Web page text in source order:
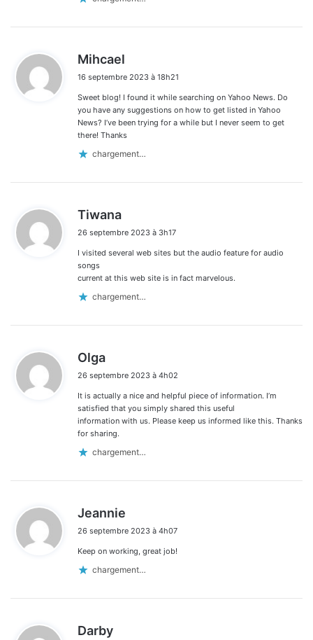
Mihcael
t
16 septembre 2023 à 18h21
Sweet blog! I found it while searching on Yahoo News. Do
you have any suggestions on how to get listed in Yahoo
News? I’ve been trying for a while but I never seem to get
there! Thanks
chargement…
Tiwana
t
26 septembre 2023 à 3h17
I visited several web sites but the audio feature for audio
songs
current at this web site is in fact marvelous.
chargement…
Olga
t
:
26 septembre 2023 à 4h02
It is actually a nice and helpful piece of information. I’m
satisfied that you simply shared this useful
information with us. Please keep us informed like this. Thanks
for sharing.
chargement…
Jeannie
t
26 septembre 2023 à 4h07
Keep on working, great job!
chargement…
Darby